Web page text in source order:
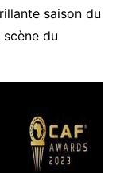
saison du
du